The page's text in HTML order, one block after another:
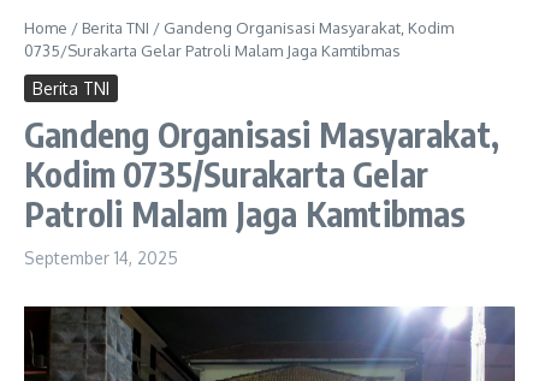
Home / Berita TNI / Gandeng Organisasi Masyarakat, Kodim
0735/Surakarta Gelar Patroli Malam Jaga Kamtibmas
Berita TNI
Gandeng Organisasi Masyarakat,
Kodim 0735/Surakarta Gelar
Patroli Malam Jaga Kamtibmas
September 14, 2025